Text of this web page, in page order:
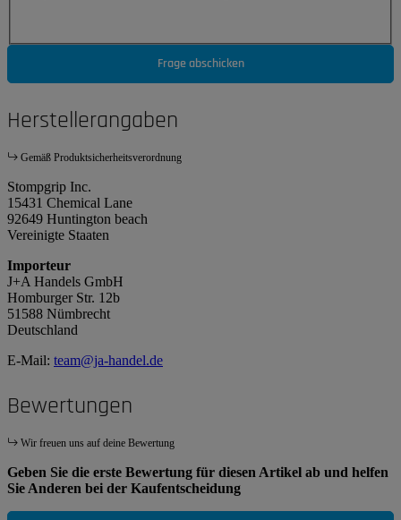
Frage abschicken
Herstellerangaben
Gemäß Produktsicherheitsverordnung
Stompgrip Inc.
15431 Chemical Lane
92649 Huntington beach
Vereinigte Staaten
Importeur
J+A Handels GmbH
Homburger Str. 12b
51588 Nümbrecht
Deutschland
E-Mail: team@ja-handel.de
Bewertungen
Wir freuen uns auf deine Bewertung
Geben Sie die erste Bewertung für diesen Artikel ab und helfen
Sie Anderen bei der Kaufentscheidung